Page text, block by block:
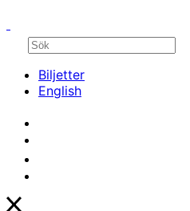
Biljetter
English